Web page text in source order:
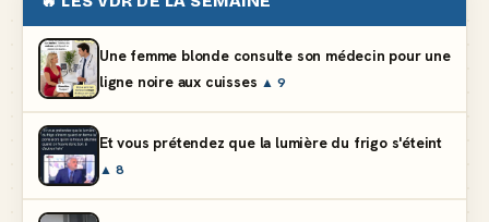
Une femme blonde consulte son médecin pour une
ligne noire aux cuisses ▲ 9
Et vous prétendez que la lumière du frigo s'éteint
▲ 8